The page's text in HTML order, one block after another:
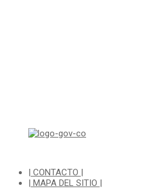
| CONTACTO |
| MAPA DEL SITIO |